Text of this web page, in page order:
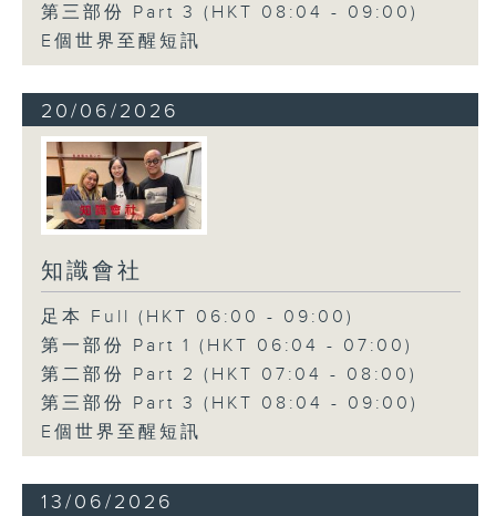
第三部份 Part 3 (HKT 08:04 - 09:00)
E個世界至醒短訊
20/06/2026
知識會社
足本 Full (HKT 06:00 - 09:00)
第一部份 Part 1 (HKT 06:04 - 07:00)
第二部份 Part 2 (HKT 07:04 - 08:00)
第三部份 Part 3 (HKT 08:04 - 09:00)
E個世界至醒短訊
13/06/2026